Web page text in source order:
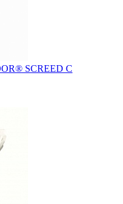
SCREED C